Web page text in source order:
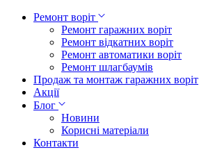
Ремонт воріт
Ремонт гаражних воріт
Ремонт відкатних воріт
Ремонт автоматики воріт
Ремонт шлагбаумів
Продаж та монтаж гаражних воріт
Акції
Блог
Новини
Корисні матеріали
Контакти